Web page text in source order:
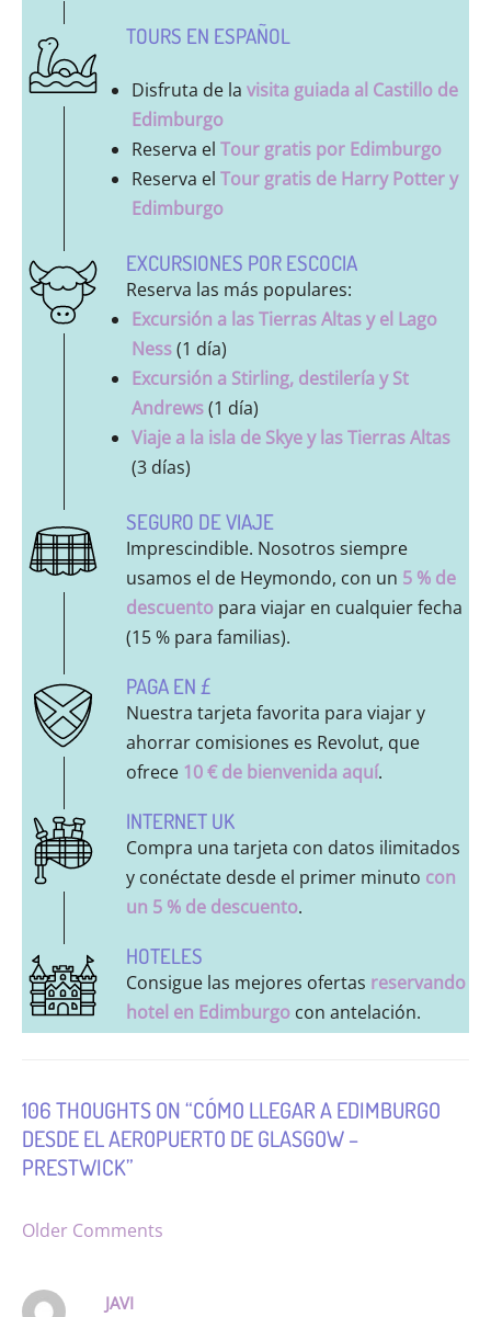
TOURS EN ESPAÑOL
Disfruta de la visita guiada al Castillo de
Edimburgo
Reserva el Tour gratis por Edimburgo
Reserva el Tour gratis de Harry Potter y
Edimburgo
EXCURSIONES POR ESCOCIA
Reserva las más populares:
Excursión a las Tierras Altas y el Lago
Ness(1 día)
Excursión a Stirling, destilería y St
Andrews(1 día)
Viaje a la isla de Skye y las Tierras Altas
(3 días)
SEGURO DE VIAJE
Imprescindible. Nosotros siempre
usamos el de Heymondo, con un 5 % de
descuento para viajar en cualquier fecha
(15 % para familias).
PAGA EN £
Nuestra tarjeta favorita para viajar y
ahorrar comisiones es Revolut, que
ofrece 10 € de bienvenida aquí.
INTERNET UK
Compra una tarjeta con datos ilimitados
y conéctate desde el primer minuto con
un 5 % de descuento.
HOTELES
Consigue las mejores ofertas reservando
hotel en Edimburgo con antelación.
106 THOUGHTS ON “CÓMO LLEGAR A EDIMBURGO
DESDE EL AEROPUERTO DE GLASGOW –
PRESTWICK”
NEWER
Older Comments
JAVI